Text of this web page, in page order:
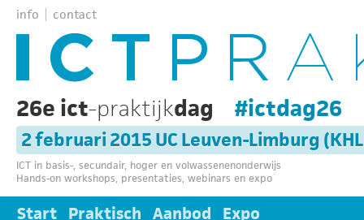
info contact
26e ict-praktijkdag #ictdag26
2 februari 2015 UC Leuven-Limburg
ICT in basis-, secundair, hoger en volwassenenonderwijs
Hands-on workshops, presentaties, webinars en expo
Start Praktisch Aanbod Expo